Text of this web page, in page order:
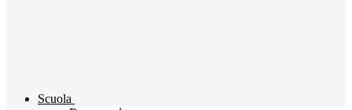
Scuola